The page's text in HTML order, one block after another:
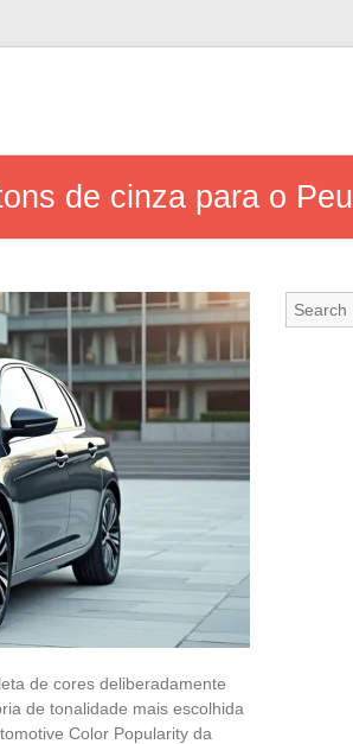
de cinza para o
de cores deliberadamente
de tonalidade mais escolhida
Color Popularity da